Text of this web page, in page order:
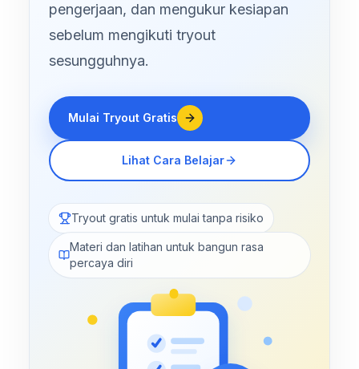
pengerjaan, dan mengukur kesiapan
sebelum mengikuti tryout
sesungguhnya.
Mulai Tryout Gratis
Lihat Cara Belajar
Tryout gratis untuk mulai tanpa risiko
Materi dan latihan untuk bangun rasa
percaya diri